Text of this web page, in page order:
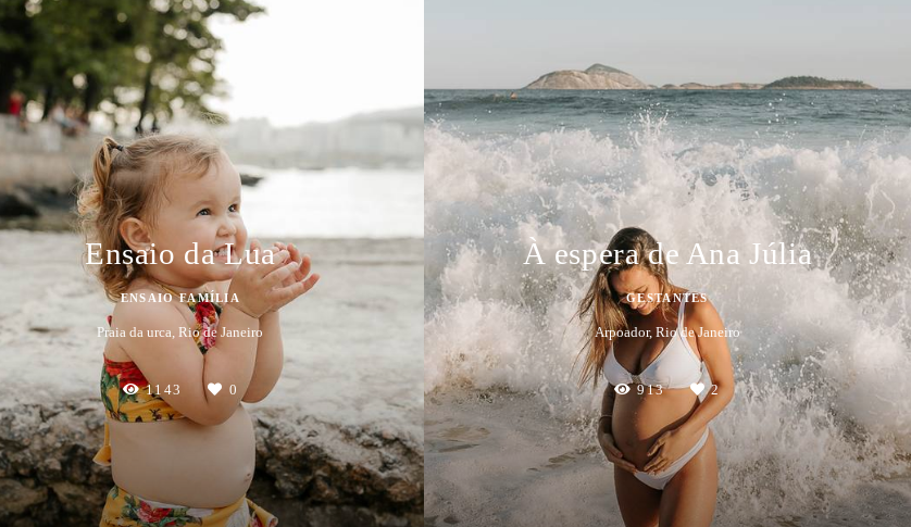
Ensaio da Lua
ENSAIO FAMÍLIA
Praia da urca, Rio de Janeiro
1143 0
À espera de Ana Júlia
GESTANTES
Arpoador, Rio de Janeiro
913 2